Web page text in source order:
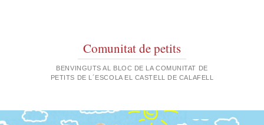
Comunitat de petits
BENVINGUTS AL BLOC DE LA COMUNITAT DE
PETITS DE L´ESCOLA EL CASTELL DE CALAFELL